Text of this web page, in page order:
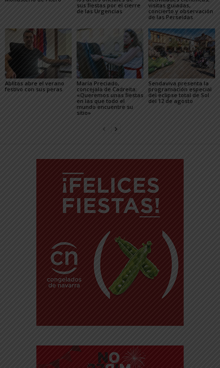
sus fiestas por el cierre
de las Urgencias
visitas guiadas,
concierto y observación
de las Perseidas
Ablitas abre el verano
festivo con sus peras
María Preciado,
concejala de Cadreita:
«Queremos unas fiestas
en las que todo el
mundo encuentre su
sitio»
Sendaviva presenta la
programación especial
del eclipse total de Sol
del 12 de agosto